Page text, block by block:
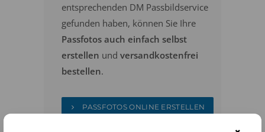
entsprechenden DM Passbildservice
gefunden haben, können Sie Ihre
Passfotos auch einfach selbst
erstellen und versandkostenfrei
bestellen.
PASSFOTOS ONLINE ERSTELLEN